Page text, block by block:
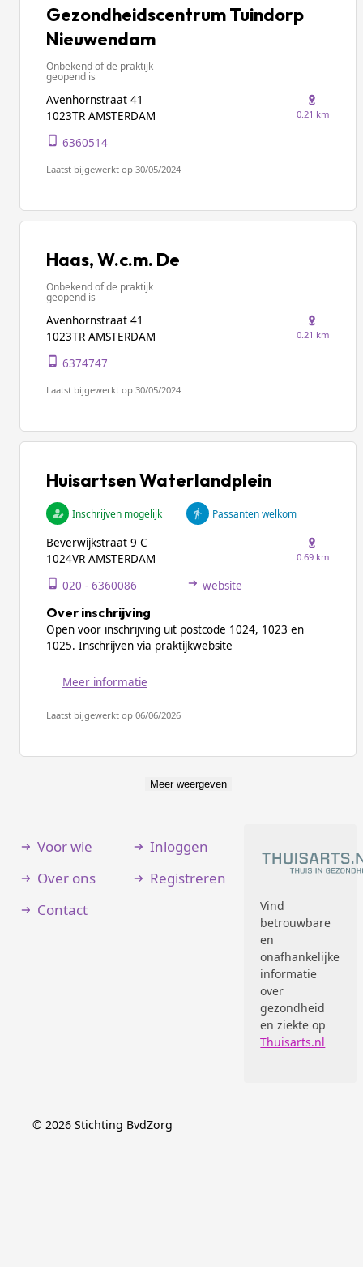
Gezondheidscentrum Tuindorp
Nieuwendam
Onbekend of de praktijk
geopend is
Avenhornstraat 41
1023TR AMSTERDAM
0.21 km
6360514
Laatst bijgewerkt op 30/05/2024
Haas, W.c.m. De
Onbekend of de praktijk
geopend is
Avenhornstraat 41
1023TR AMSTERDAM
0.21 km
6374747
Laatst bijgewerkt op 30/05/2024
Huisartsen Waterlandplein
Inschrijven mogelijk Passanten welkom
Beverwijkstraat 9 C
1024VR AMSTERDAM
0.69 km
020 - 6360086 website
Over inschrijving
Open voor inschrijving uit postcode 1024, 1023 en
1025. Inschrijven via praktijkwebsite
Meer informatie
Laatst bijgewerkt op 06/06/2026
Meer weergeven
Voor wie
Over ons
Contact
Inloggen
Registreren
Vind
betrouwbare
en
onafhankelijke
informatie
over
gezondheid
en ziekte op
Thuisarts.nl
© 2026 Stichting BvdZorg